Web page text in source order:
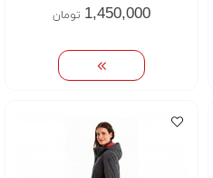
1,450,000 تومان